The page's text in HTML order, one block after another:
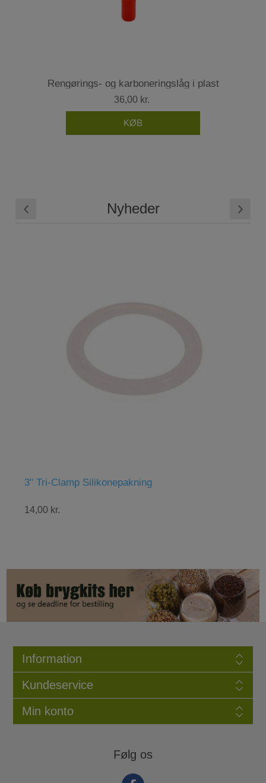
Rengørings- og karboneringslåg i plast
36,00 kr.
Nyheder
Abbaye Belgisk Ale Gær, 11 g
48,00 kr.
Information
Kundeservice
Min konto
Følg os